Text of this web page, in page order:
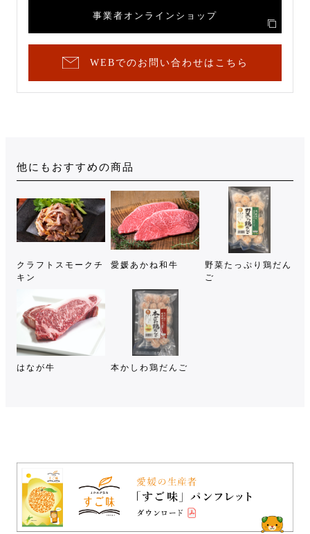
事業者オンラインショップ
WEBでのお問い合わせはこちら
他にもおすすめの商品
クラフトスモークチ
キン
愛媛あかね和牛
野菜たっぷり鶏だん
ご
はなが牛 本かしわ鶏だんご